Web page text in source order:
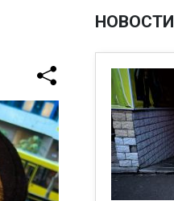
НОВОСТИ